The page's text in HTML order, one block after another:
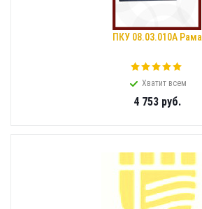
ПКУ 08.03.010А Рама
Хватит всем
4 753руб.